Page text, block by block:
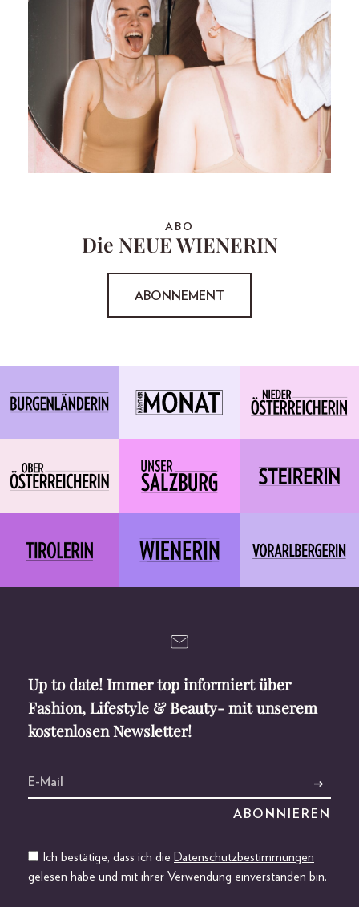
ABO
Die NEUE WIENERIN
ABONNEMENT
Up to date! Immer top informiert über
Fashion, Lifestyle & Beauty- mit unserem
kostenlosen Newsletter!
Ich bestätige, dass ich die Datenschutzbestimmungen
gelesen habe und mit ihrer Verwendung einverstanden bin.